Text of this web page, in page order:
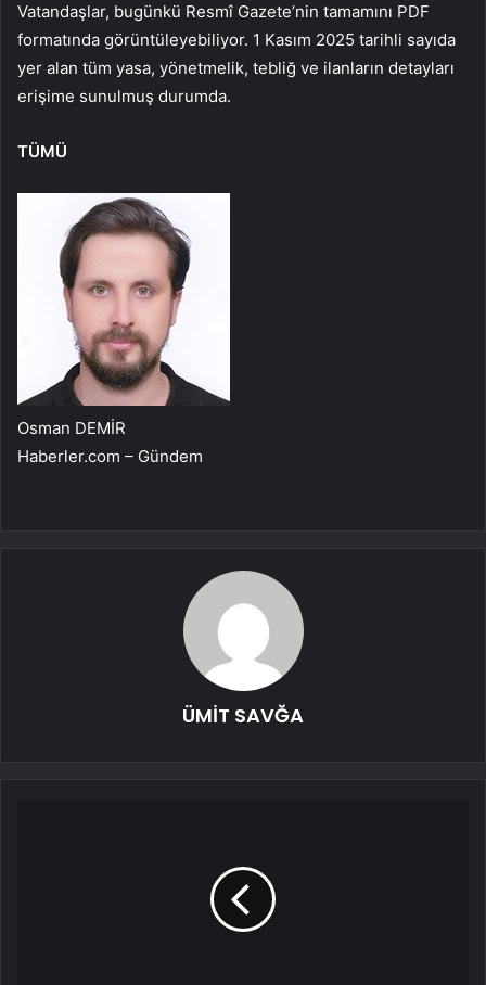
Vatandaşlar, bugünkü Resmî Gazete’nin tamamını PDF
formatında görüntüleyebiliyor. 1 Kasım 2025 tarihli sayıda
yer alan tüm yasa, yönetmelik, tebliğ ve ilanların detayları
erişime sunulmuş durumda.
TÜMÜ
Osman DEMİR
Haberler.com – Gündem
ÜMİT SAVĞA